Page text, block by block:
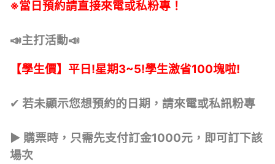
※當日預約請直接來電或私粉專！
📣主打活動📣
【學生價】平日!星期3~5!學生激省100塊啦!
✔ 若未顯示您想預約的日期，請來電或私訊粉專
▶ 購票時，只需先支付訂金1000元，即可訂下該
場次